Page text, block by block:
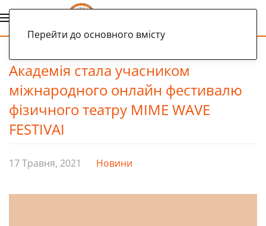
Перейти до основного вмісту
Академія стала учасником
міжнародного онлайн фестивалю
фізичного театру MIME WAVE
FESTIVAI
17 Травня, 2021 Новини